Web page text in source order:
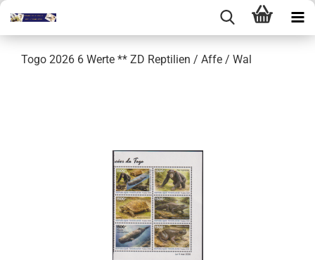
Togo 2026 6 Werte ** ZD Reptilien / Affe / Wal